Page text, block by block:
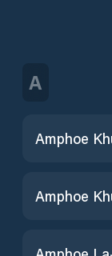
A
Amphoe
Amphoe